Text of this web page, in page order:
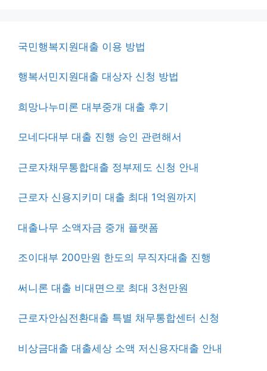
국민행복지원대출 이용 방법
행복서민지원대출 대상자 신청 방법
희망나누미론 대부중개 대출 후기
모네다대부 대출 진행 승인 관련해서
근로자채무통합대출 정부제도 신청 안내
근로자 신용지키미 대출 최대 1억원까지
대출나무 소액자금 중개 플랫폼
조이대부 200만원 한도의 무직자대출 진행
써니론 대출 비대면으로 최대 3천만원
근로자안심전환대출 특별 채무통합센터 신청
비상금대출 대출세상 소액 저신용자대출 안내